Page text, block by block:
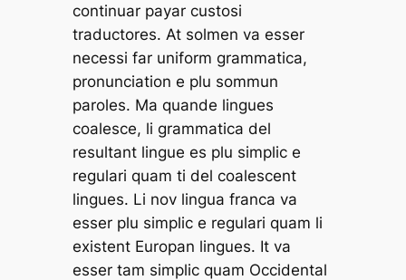
continuar payar custosi
traductores. At solmen va esser
necessi far uniform grammatica,
pronunciation e plu sommun
paroles. Ma quande lingues
coalesce, li grammatica del
resultant lingue es plu simplic e
regulari quam ti del coalescent
lingues. Li nov lingua franca va
esser plu simplic e regulari quam li
existent Europan lingues. It va
esser tam simplic quam Occidental